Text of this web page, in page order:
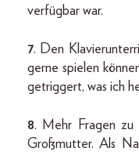
verfügbar war.
7. Den
gerne spielen
getriggert, was ich
8. Mehr Fragen zu
Großmutter. Als